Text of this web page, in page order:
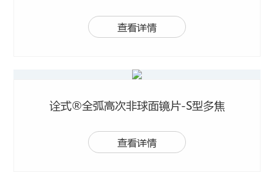
查看详情
诠式®全弧高次非球面镜片-S型多焦
查看详情